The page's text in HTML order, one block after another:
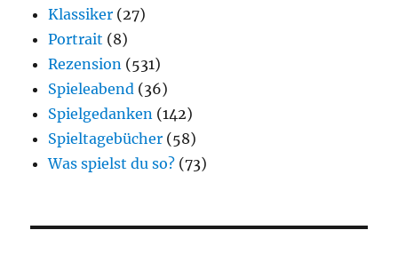
Klassiker (27)
Portrait (8)
Rezension (531)
Spieleabend (36)
Spielgedanken (142)
Spieltagebücher (58)
Was spielst du so? (73)